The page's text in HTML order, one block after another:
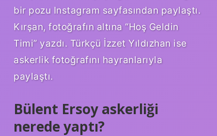
bir pozu Instagram sayfasından paylaştı.
Kırşan, fotoğrafın altına “Hoş Geldin
Timi” yazdı. Türkçü İzzet Yıldızhan ise
askerlik fotoğrafını hayranlarıyla
paylaştı.
Bülent Ersoy askerliği
nerede yaptı?